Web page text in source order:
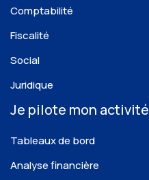
Comptabilité
Fiscalité
Social
Juridique
Je pilote mon activité
Tableaux de bord
Analyse financière